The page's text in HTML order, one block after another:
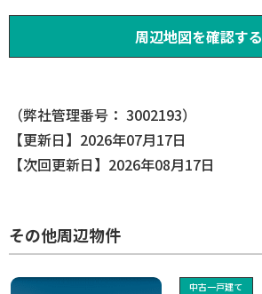
周辺地図を確認する
（弊社管理番号： 3002193）
【更新日】2026年07月17日
【次回更新日】2026年08月17日
その他周辺物件
中古一戸建て